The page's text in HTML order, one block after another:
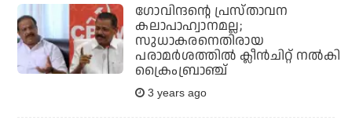
ഗോവിന്ദന്റെ പ്രസ്താവന
കലാപാഹ്വാനമല്ല;
സുധാകരനെതിരായ
പരാമര്‍ശത്തില്‍ ക്ലീന്‍ചിറ്റ് നല്‍കി
ക്രൈംബ്രാഞ്ച്
3 years ago